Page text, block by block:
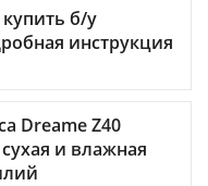
б/у
инструкция
Dreame Z40
и влажная